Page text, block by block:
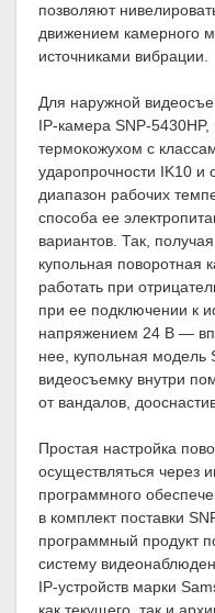
позволяют
движением камерного
источниками вибрации.
Для наружной
IP-камера SNР-
термокожухом с
ударопрочности IK10 и
диапазон рабочих
способа ее
вариантов. Так,
купольная поворотная
работать при
при ее подключении к
напряжением 24 В —
нее, купольная модель
видеосъемку внутри
от вандалов,
Простая настройка
осуществляться через
программного
в комплект поставки
программный продукт
систему
IP-устройств марки